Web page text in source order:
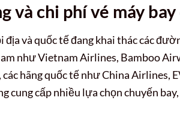
và chi phí vé máy
địa và quốc tế đang khai thác các
như Vietnam Airlines, Bamboo
hãng quốc tế như China Airlines,
cung cấp nhiều lựa chọn chuyến bay,